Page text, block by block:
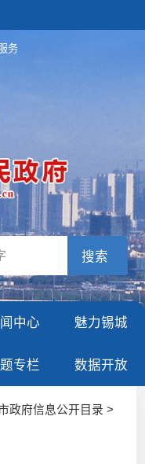
务
中心 魅力锡城
专栏 数据开放
政府信息公开目录 >